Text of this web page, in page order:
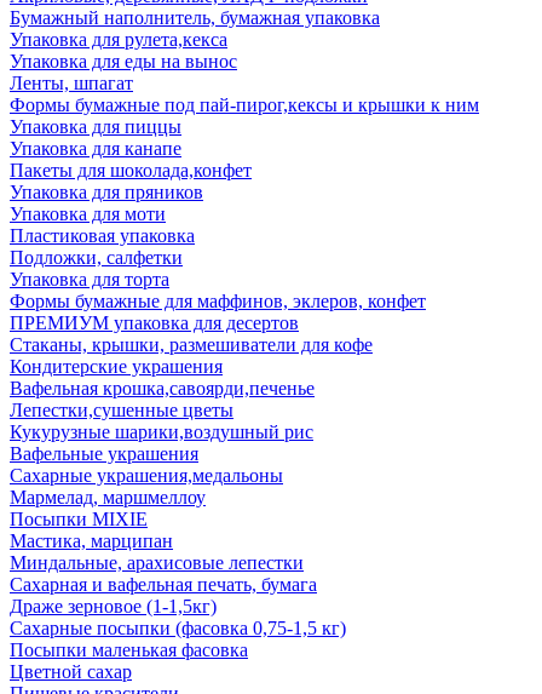
Бумажный наполнитель, бумажная упаковка
Упаковка для рулета,кекса
Упаковка для еды на вынос
Ленты, шпагат
Формы бумажные под пай-пирог,кексы и крышки к ним
Упаковка для пиццы
Упаковка для канапе
Пакеты для шоколада,конфет
Упаковка для пряников
Упаковка для моти
Пластиковая упаковка
Подложки, салфетки
Упаковка для торта
Формы бумажные для маффинов, эклеров, конфет
ПРЕМИУМ упаковка для десертов
Стаканы, крышки, размешиватели для кофе
Кондитерские украшения
Вафельная крошка,савоярди,печенье
Лепестки,сушенные цветы
Кукурузные шарики,воздушный рис
Вафельные украшения
Сахарные украшения,медальоны
Мармелад, маршмеллоу
Посыпки MIXIE
Мастика, марципан
Миндальные, арахисовые лепестки
Сахарная и вафельная печать, бумага
Драже зерновое (1-1,5кг)
Сахарные посыпки (фасовка 0,75-1,5 кг)
Посыпки маленькая фасовка
Цветной сахар